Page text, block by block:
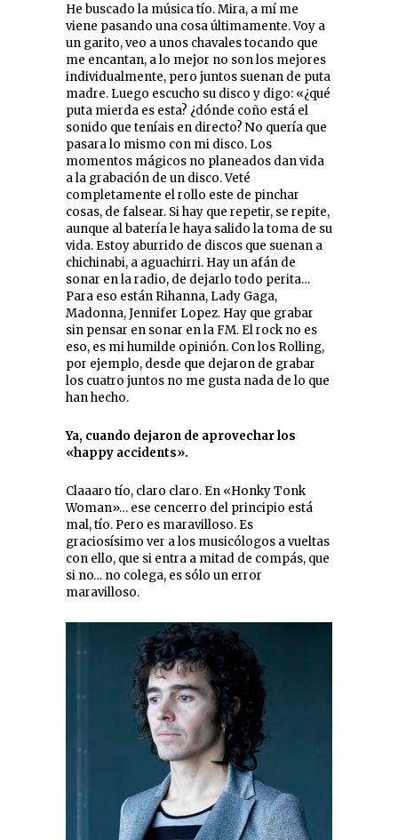
He buscado la música tío. Mira, a mí me
viene pasando una cosa últimamente. Voy a
un garito, veo a unos chavales tocando que
me encantan, a lo mejor no son los mejores
individualmente, pero juntos suenan de puta
madre. Luego escucho su disco y digo: «¿qué
puta mierda es esta? ¿dónde coño está el
sonido que teníais en directo? No quería que
pasara lo mismo con mi disco. Los
momentos mágicos no planeados dan vida
a la grabación de un disco. Veté
completamente el rollo este de pinchar
cosas, de falsear. Si hay que repetir, se repite,
aunque al batería le haya salido la toma de su
vida. Estoy aburrido de discos que suenan a
chichinabi, a aguachirri. Hay un afán de
sonar en la radio, de dejarlo todo perita…
Para eso están Rihanna, Lady Gaga,
Madonna, Jennifer Lopez. Hay que grabar
sin pensar en sonar en la FM. El rock no es
eso, es mi humilde opinión. Con los Rolling,
por ejemplo, desde que dejaron de grabar
los cuatro juntos no me gusta nada de lo que
han hecho.
Ya, cuando dejaron de aprovechar los
«happy accidents».
Claaaro tío, claro claro. En «Honky Tonk
Woman»… ese cencerro del principio está
mal, tío. Pero es maravilloso. Es
graciosísimo ver a los musicólogos a vueltas
con ello, que si entra a mitad de compás, que
si no… no colega, es sólo un error
maravilloso.